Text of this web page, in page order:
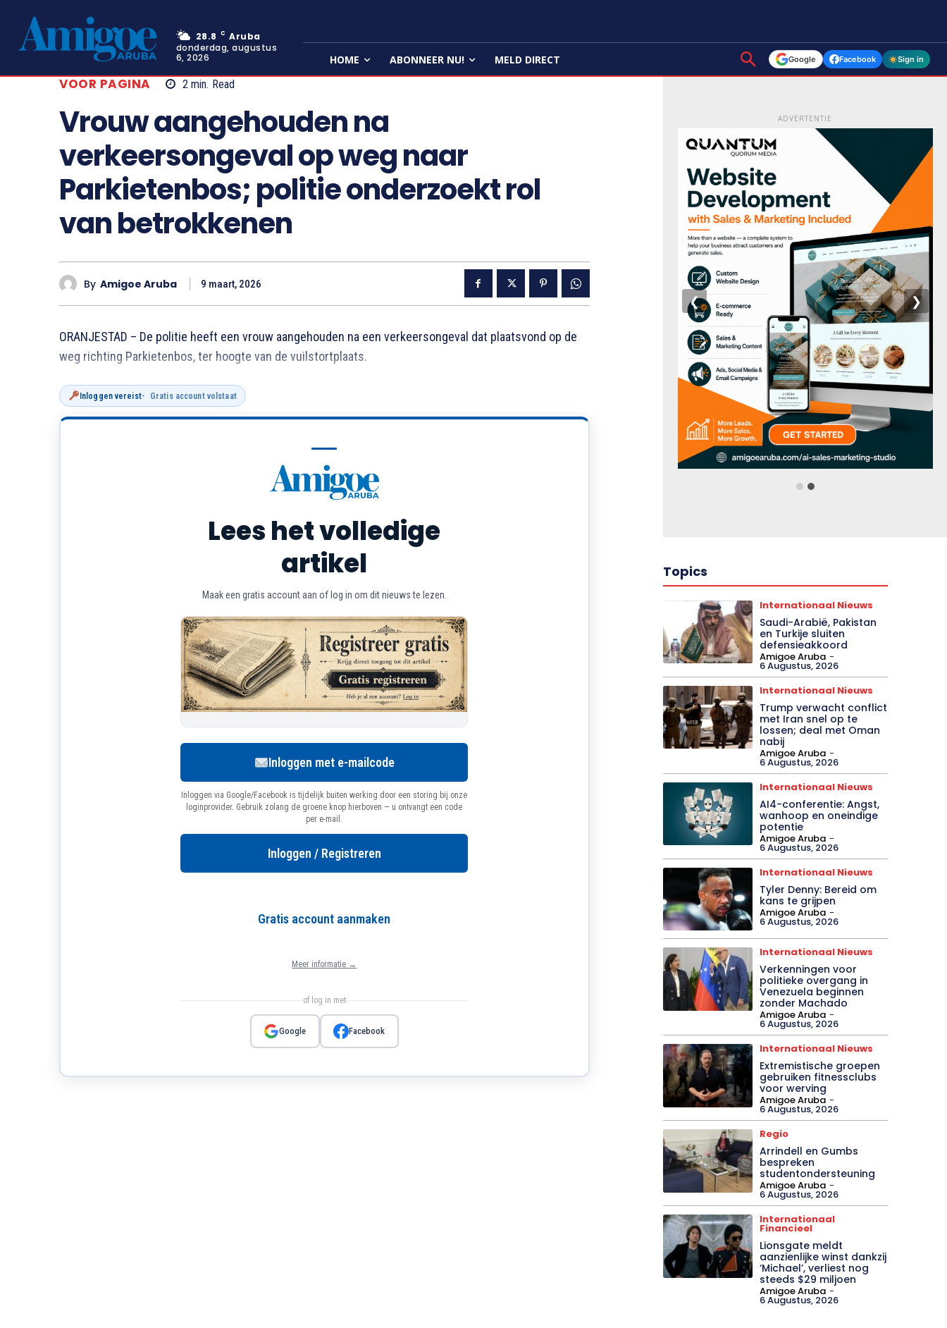
28.8 C Aruba
donderdag, augustus
6, 2026
HOME ABONNEER NU! MELD DIRECT Google Facebook Sign in
VOOR PAGINA 2 min. Read
Vrouw aangehouden na
verkeersongeval op weg naar
Parkietenbos; politie onderzoekt rol
van betrokkenen
By Amigoe Aruba 9 maart, 2026
ORANJESTAD – De politie heeft een vrouw aangehouden na een verkeersongeval dat plaatsvond op de
weg richting Parkietenbos, ter hoogte van de vuilstortplaats.
Inloggen vereist Gratis account volstaat
Lees het volledige
artikel
Maak een gratis account aan of log in om dit nieuws te lezen.
Inloggen met e-mailcode
Inloggen via Google/Facebook is tijdelijk buiten werking door een storing bij onze
loginprovider. Gebruik zolang de groene knop hierboven — u ontvangt een code
per e-mail.
Inloggen / Registreren
Gratis account aanmaken
Meer informatie →
of log in met
Google Facebook
ADVERTENTIE
❮ ❯
Topics
Internationaal Nieuws
Saudi-Arabië, Pakistan
en Turkije sluiten
defensieakkoord
Amigoe Aruba -
6 Augustus, 2026
Internationaal Nieuws
Trump verwacht conflict
met Iran snel op te
lossen; deal met Oman
nabij
Amigoe Aruba -
6 Augustus, 2026
Internationaal Nieuws
AI4-conferentie: Angst,
wanhoop en oneindige
potentie
Amigoe Aruba -
6 Augustus, 2026
Internationaal Nieuws
Tyler Denny: Bereid om
kans te grijpen
Amigoe Aruba -
6 Augustus, 2026
Internationaal Nieuws
Verkenningen voor
politieke overgang in
Venezuela beginnen
zonder Machado
Amigoe Aruba -
6 Augustus, 2026
Internationaal Nieuws
Extremistische groepen
gebruiken fitnessclubs
voor werving
Amigoe Aruba -
6 Augustus, 2026
Regio
Arrindell en Gumbs
bespreken
studentondersteuning
Amigoe Aruba -
6 Augustus, 2026
Internationaal
Financieel
Lionsgate meldt
aanzienlijke winst dankzij
‘Michael’, verliest nog
steeds $29 miljoen
Amigoe Aruba -
6 Augustus, 2026